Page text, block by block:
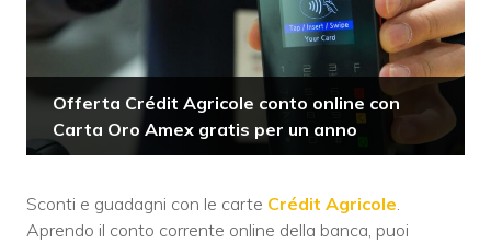
Offerta Crédit Agricole conto online con
Carta Oro Amex gratis per un anno
Sconti e guadagni con le carte Crédit Agricole
Aprendo il conto corrente online della banca, puoi